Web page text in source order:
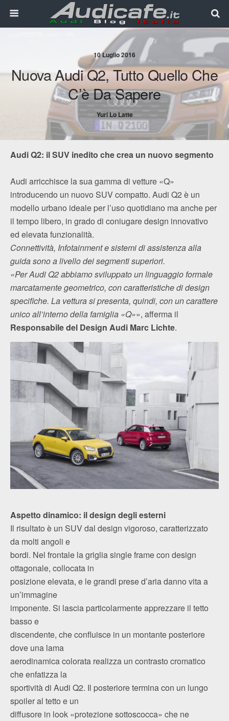
10 Luglio 2016
Nuova Audi Q2, Tutto Quello Che
C’è Da Sapere
Yuri Lo Latte
Audi Q2: il SUV inedito che crea un nuovo segmento
Audi arricchisce la sua gamma di vetture «Q»
introducendo un nuovo SUV compatto. Audi Q2 è un
modello urbano ideale per l’uso quotidiano ma anche per
il tempo libero, in grado di coniugare design innovativo
ed elevata funzionalità.
Connettività, Infotainment e sistemi di assistenza alla
guida sono a livello dei segmenti superiori.
«Per Audi Q2 abbiamo sviluppato un linguaggio formale
marcatamente geometrico, con caratteristiche di design
specifiche. La vettura si presenta, quindi, con un carattere
unico all’interno della famiglia «Q»», afferma il
Responsabile del Design Audi Marc Lichte.
Aspetto dinamico: il design degli esterni
Il risultato è un SUV dal design vigoroso, caratterizzato
da molti angoli e
bordi. Nel frontale la griglia single frame con design
ottagonale, collocata in
posizione elevata, e le grandi prese d’aria danno vita a
un’immagine
imponente. Si lascia particolarmente apprezzare il tetto
basso e
discendente, che confluisce in un montante posteriore
dove una lama
aerodinamica colorata realizza un contrasto cromatico
che enfatizza la
sportività di Audi Q2. Il posteriore termina con un lungo
spoiler al tetto e un
diffusore in look «protezione sottoscocca» che ne